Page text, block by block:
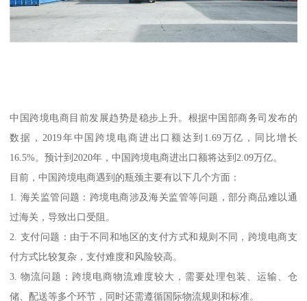
中国跨境电商目前发展趋势是稳步上升。根据中国部商务司发布的
数据，2019年中国跨境电商进出口额达到1.69万亿，同比增长
16.5%。预计到2020年，中国跨境电商进出口额将达到2.09万亿。
目前，中国跨境电商遇到的瓶颈主要有以下几个方面：
1. 海关监管问题：跨境电商涉及海关监管等问题，部分商品难以通
过海关，导致出口受阻。
2. 支付问题：由于不同和地区的支付方式和规则不同，跨境电商支
付方式比较复杂，支付难度和风险较高。
3. 物流问题：跨境电商物流难度较大，需要处理包装、运输、仓
储、配送等多个环节，同时还需遵循国际物流规则和标准。